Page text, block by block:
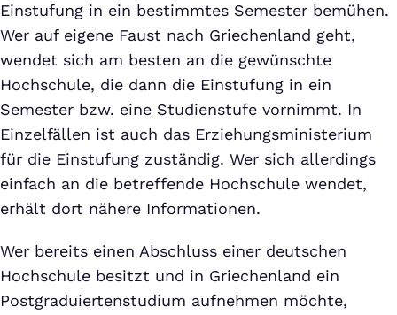
Einstufung in ein bestimmtes Semester bemühen.
Wer auf eigene Faust nach Griechenland geht,
wendet sich am besten an die gewünschte
Hochschule, die dann die Einstufung in ein
Semester bzw. eine Studienstufe vornimmt. In
Einzelfällen ist auch das Erziehungsministerium
für die Einstufung zuständig. Wer sich allerdings
einfach an die betreffende Hochschule wendet,
erhält dort nähere Informationen.
Wer bereits einen Abschluss einer deutschen
Hochschule besitzt und in Griechenland ein
Postgraduiertenstudium aufnehmen möchte,